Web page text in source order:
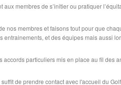
membres de s’initier ou pratiquer
nos membres et faisons tout pour que
et des équipes mais aussi
particuliers mis en place au fil des
de prendre contact avec l'accueil du